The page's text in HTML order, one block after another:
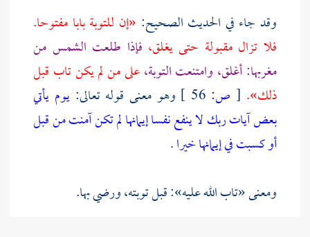
وقد جاء في الحديث الصحيح: «إن للتوبة بابا مفتوحا.
فلا تزال مقبولة حتى يغلق، فإذا طلعت الشمس من
مغربها: أغلق، وامتنعت التوبة،على من لم يكن تاب قبل
ذلك». [ ص: وهو معنى قوله تعالى:يوم يأتي
بعض آيات ربك لا ينفع نفسا إيمانها لم تكن آمنت من قبل
أو كسبت في إيمانها خيرا.
ومعنى «تاب الله عليه»: قبل توبته، ورضي بها.